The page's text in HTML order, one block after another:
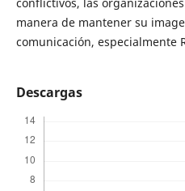
manera de mantener su
comunicación, especialmente
Descargas